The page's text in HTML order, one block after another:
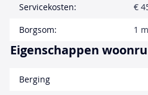
Servicekosten:
€
Borgsom:
1
Eigenschappen
Berging